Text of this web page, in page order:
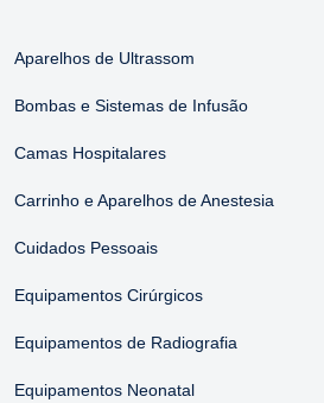
Aparelhos de Ultrassom
Bombas e Sistemas de Infusão
Camas Hospitalares
Carrinho e Aparelhos de Anestesia
Cuidados Pessoais
Equipamentos Cirúrgicos
Equipamentos de Radiografia
Equipamentos Neonatal